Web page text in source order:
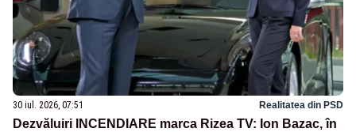
30 iul. 2026, 07:51 Realitatea din PSD
Dezvăluiri INCENDIARE marca Rizea TV: Ion Bazac, în